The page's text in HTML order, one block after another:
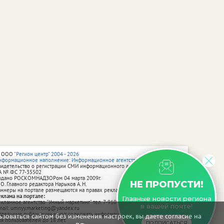
сайтом без изменения настроек, вы даете согласие на
НЕ ПРОПУСТИ!
Главные новости региона
в вашей почте!
"Регион центр" 2004 - 2026
наполнение: Информационное агентство vRossii.ru
о регистрации СМИ информационного агентства vRossii.ru
№ ФС 77‑35502
РОСКОМНАДЗОРом 04 марта 2009г.
Главного редактора Нарыков А. Н.
на портале размещаются на правах рекламы.
на портале:
агентство "Умный маркетинг" тел. 7-910-267-70-40,
umnyy.marketing@yandex.ru
публикации могут содержать информацию, не предназначенную
пользователей до 18 лет.